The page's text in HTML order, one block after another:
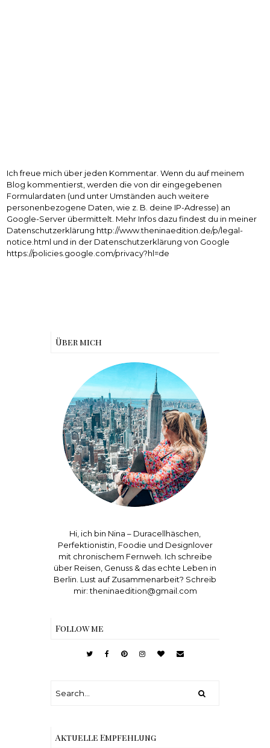
Ich freue mich über jeden Kommentar. Wenn du auf meinem
Blog kommentierst, werden die von dir eingegebenen
Formulardaten (und unter Umständen auch weitere
personenbezogene Daten, wie z. B. deine IP-Adresse) an
Google-Server übermittelt. Mehr Infos dazu findest du in meiner
Datenschutzerklärung http://www.theninaedition.de/p/legal-
notice.html und in der Datenschutzerklärung von Google
https://policies.google.com/privacy?hl=de
Über mich
Hi, ich bin Nina – Duracellhäschen,
Perfektionistin, Foodie und Designlover
mit chronischem Fernweh. Ich schreibe
über Reisen, Genuss & das echte Leben in
Berlin. Lust auf Zusammenarbeit? Schreib
mir: theninaedition@gmail.com
Follow me
Aktuelle Empfehlung